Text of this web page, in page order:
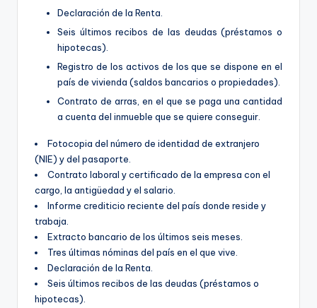
Declaración de la Renta.
Seis últimos recibos de las deudas (préstamos o
hipotecas).
Registro de los activos de los que se dispone en el
país de vivienda (saldos bancarios o propiedades).
Contrato de arras, en el que se paga una cantidad
a cuenta del inmueble que se quiere conseguir.
Fotocopia del número de identidad de extranjero
(NIE) y del pasaporte.
Contrato laboral y certificado de la empresa con el
cargo, la antigüedad y el salario.
Informe crediticio reciente del país donde reside y
trabaja.
Extracto bancario de los últimos seis meses.
Tres últimas nóminas del país en el que vive.
Declaración de la Renta.
Seis últimos recibos de las deudas (préstamos o
hipotecas).